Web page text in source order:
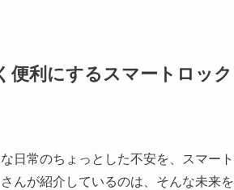
便利にするスマートロック
日常のちょっとした不安を、スマート
んが紹介しているのは、そんな未来を